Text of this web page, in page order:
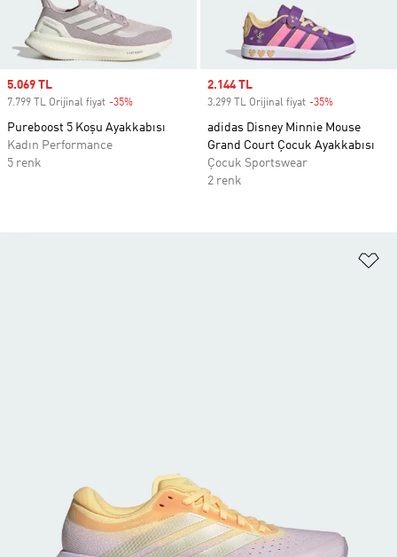
Sale price
5.069 TL
7.799 TL Orijinal fiyat -35%
Pureboost 5 Koşu Ayakkabısı
Kadın Performance
5 renk
Sale price
2.144 TL
3.299 TL Orijinal fiyat -35%
adidas Disney Minnie Mouse
Grand Court Çocuk Ayakkabısı
Çocuk Sportswear
2 renk